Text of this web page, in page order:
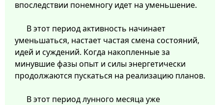
впоследствии понемногу идет на уменьшение.
В этот период активность начинает
уменьшаться, настает частая смена состояний,
идей и суждений. Когда накопленные за
минувшие фазы опыт и силы энергетически
продолжаются пускаться на реализацию планов.
В этот период лунного месяца уже